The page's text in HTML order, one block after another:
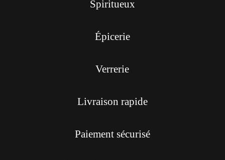
Spiritueux
Épicerie
Verrerie
Livraison rapide
Paiement sécurisé